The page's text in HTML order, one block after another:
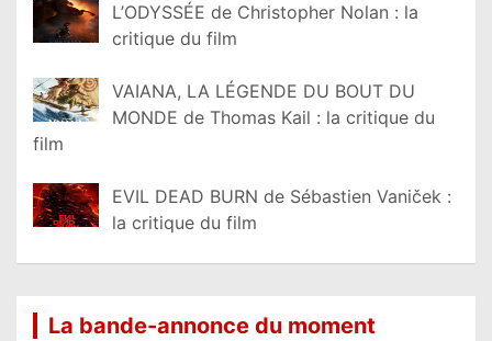
L’ODYSSÉE de Christopher Nolan : la
critique du film
VAIANA, LA LÉGENDE DU BOUT DU
MONDE de Thomas Kail : la critique du
film
EVIL DEAD BURN de Sébastien Vaniček :
la critique du film
La bande-annonce du moment